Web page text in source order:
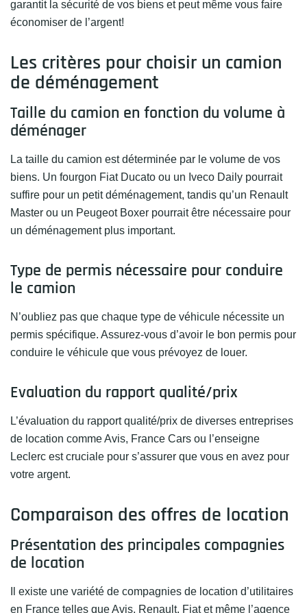
garantit la sécurité de vos biens et peut même vous faire
économiser de l’argent!
Les critères pour choisir un camion
de déménagement
Taille du camion en fonction du volume à
déménager
La taille du camion est déterminée par le volume de vos
biens. Un fourgon Fiat Ducato ou un Iveco Daily pourrait
suffire pour un petit déménagement, tandis qu’un Renault
Master ou un Peugeot Boxer pourrait être nécessaire pour
un déménagement plus important.
Type de permis nécessaire pour conduire
le camion
N’oubliez pas que chaque type de véhicule nécessite un
permis spécifique. Assurez-vous d’avoir le bon permis pour
conduire le véhicule que vous prévoyez de louer.
Evaluation du rapport qualité/prix
L’évaluation du rapport qualité/prix de diverses entreprises
de location comme Avis, France Cars ou l’enseigne
Leclerc est cruciale pour s’assurer que vous en avez pour
votre argent.
Comparaison des offres de location
Présentation des principales compagnies
de location
Il existe une variété de compagnies de location d’utilitaires
en France telles que Avis, Renault, Fiat et même l’agence